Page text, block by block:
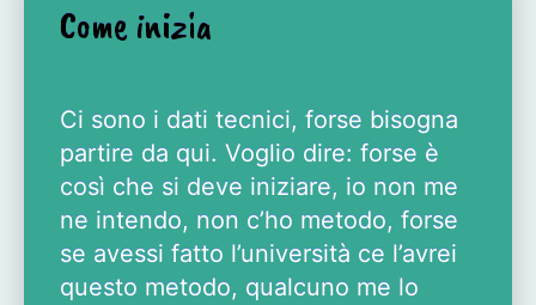
Come inizia
Ci sono i dati tecnici, forse bisogna
partire da qui. Voglio dire: forse è
così che si deve iniziare, io non me
ne intendo, non c’ho metodo, forse
se avessi fatto l’università ce l’avrei
questo metodo, qualcuno me lo